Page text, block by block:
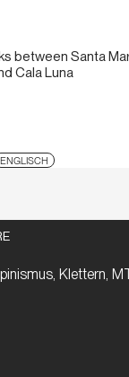
between Santa
Cala Luna
ENGLISCH
Klettern,